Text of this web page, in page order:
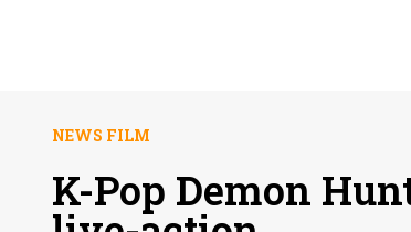
NEWS FILM
K-Pop Demon